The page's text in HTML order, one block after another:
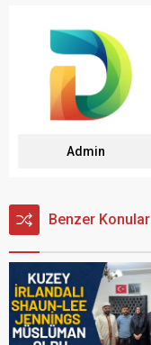
Admin
Benzer Konular